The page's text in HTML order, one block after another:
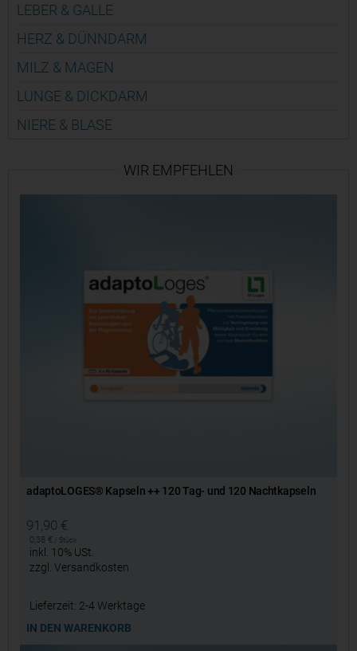
LEBER & GALLE
HERZ & DÜNN­DARM
MILZ & MAGEN
LUNGE & DICK­DARM
NIERE & BLASE
WIR EMPFEHLEN
adaptoLOGES® Kapseln ++ 120 Tag- und 120 Nachtkapseln
91,90 €
0,38€ Stück
inkl. 10% USt.
zzgl.Versandkosten
Lieferzeit: 2-4 Werktage
IN DEN WARENKORB